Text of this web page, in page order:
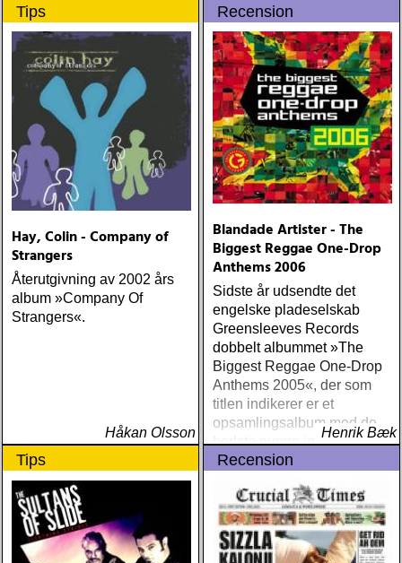
(Omnivore) Naturligtvis
borde alla årets Rootsy-
plattor vara med på listan,
men jag har istället valt att
bara lista de plattor jag
lyssnat på väsentligt mycket
mer än vad tjänsten kräver
gennem tiderne
Tips
Hay, Colin - Company of
Strangers
Återutgivning av 2002 års
album »Company Of
Strangers«.
Håkan Olsson
Recension
Blandade Artister - The
Biggest Reggae One-Drop
Anthems 2006
Sidste år udsendte det
engelske pladeselskab
Greensleeves Records
dobbelt albummet »The
Biggest Reggae One-Drop
Anthems 2005«, der som
titlen indikerer er et
opsamlingsalbum med de
bedste numre indenfor den
populære reggaestil kaldet
Henrik Bæk
Tips Recension